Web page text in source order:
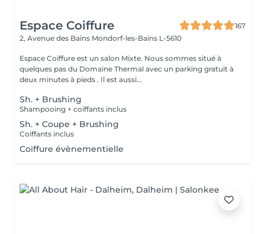
Espace Coiffure
167
2, Avenue des Bains Mondorf-les-Bains L-5610
Espace Coiffure est un salon Mixte. Nous sommes situé à
quelques pas du Domaine Thermal avec un parking gratuit à
deux minutes à pieds . Il est aussi...
Sh. + Brushing
Shampooing + coiffants inclus
Sh. + Coupe + Brushing
Coiffants inclus
Coiffure évènementielle